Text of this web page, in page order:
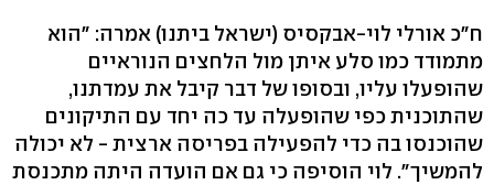
ח"כ אורלי לוי-אבקסיס (ישראל ביתנו) אמרה: "הוא
מתמודד כמו סלע איתן מול הלחצים הנוראיים
שהופעלו עליו, ובסופו של דבר קיבל את עמדתנו,
שהתוכנית כפי שהופעלה עד כה יחד עם התיקונים
שהוכנסו בה כדי להפעילה בפריסה ארצית - לא יכולה
להמשיך". לוי הוסיפה כי גם אם הועדה היתה מתכנסת